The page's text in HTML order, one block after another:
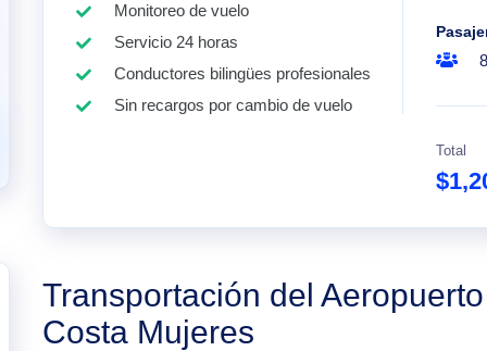
Monitoreo de vuelo
Servicio 24 horas
Conductores bilingües profesionales
Sin recargos por cambio de vuelo
Total
Transportación del
Costa Mujeres